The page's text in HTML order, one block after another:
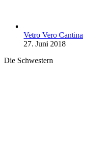
Vetro Vero Cantina
27. Juni 2018
Die Schwestern